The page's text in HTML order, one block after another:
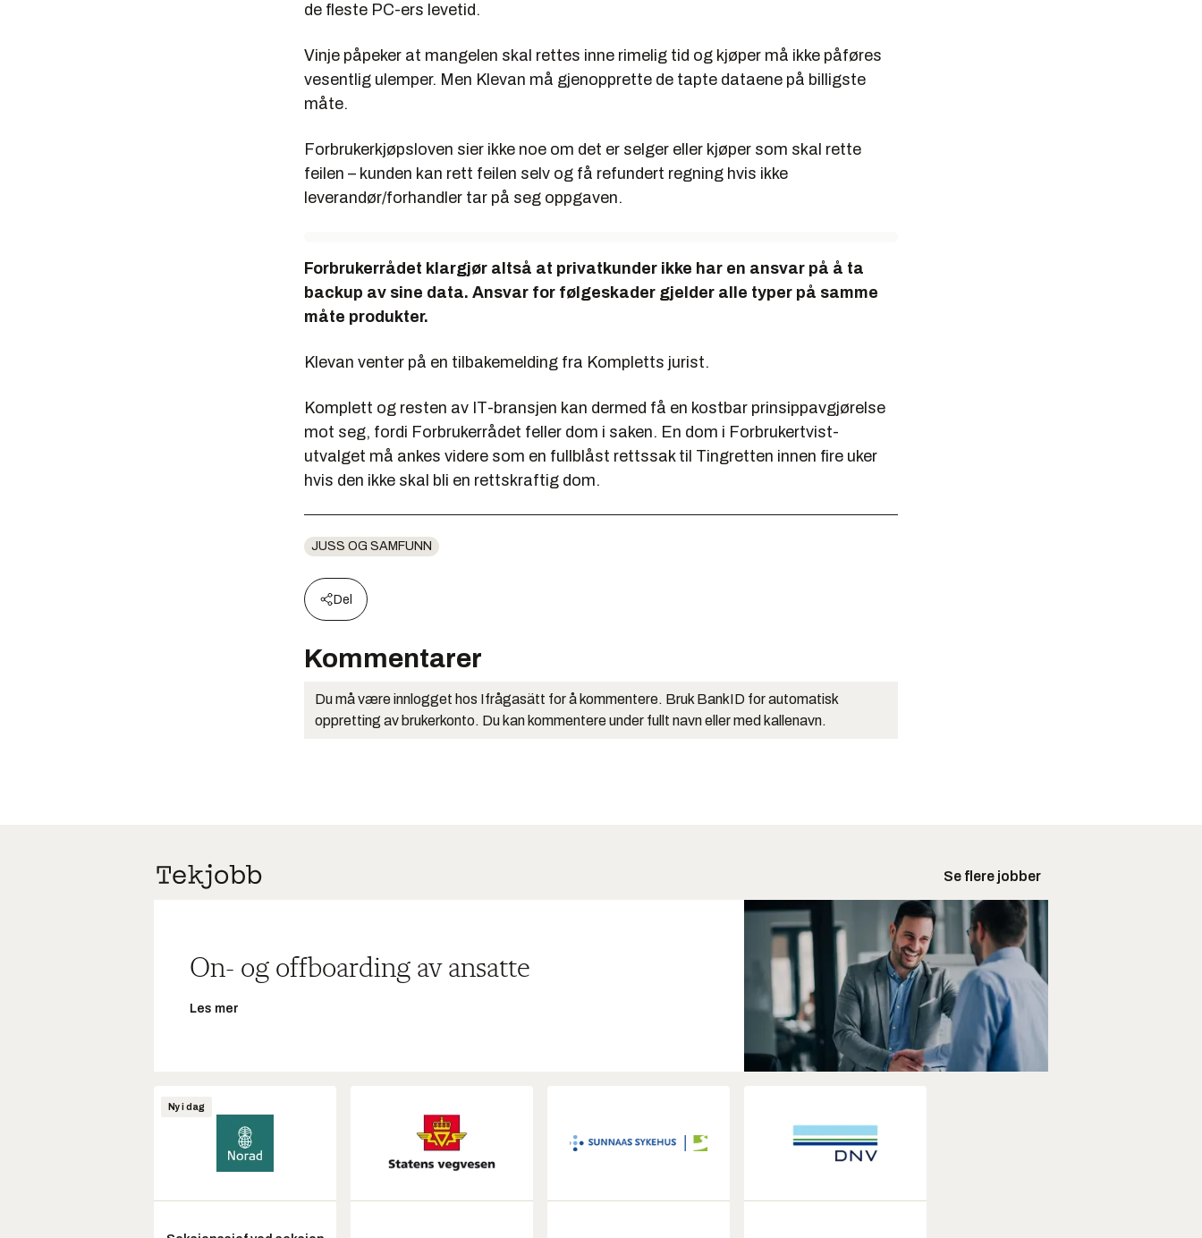
de fleste PC-ers levetid.
Vinje påpeker at mangelen skal rettes inne rimelig tid og kjøper må ikke påføres
vesentlig ulemper. Men Klevan må gjenopprette de tapte dataene på billigste
måte.
Forbrukerkjøpsloven sier ikke noe om det er selger eller kjøper som skal rette
feilen – kunden kan rett feilen selv og få refundert regning hvis ikke
leverandør/forhandler tar på seg oppgaven.
Forbrukerrådet klargjør altså at privatkunder ikke har en ansvar på å ta
backup av sine data. Ansvar for følgeskader gjelder alle typer på samme
måte produkter.
Klevan venter på en tilbakemelding fra Kompletts jurist.
Komplett og resten av IT-bransjen kan dermed få en kostbar prinsippavgjørelse
mot seg, fordi Forbrukerrådet feller dom i saken. En dom i Forbrukertvist-
utvalget må ankes videre som en fullblåst rettssak til Tingretten innen fire uker
hvis den ikke skal bli en rettskraftig dom.
JUSS OG SAMFUNN
Del
Kommentarer
Du må være innlogget hos Ifrågasätt for å kommentere. Bruk BankID for automatisk
oppretting av brukerkonto. Du kan kommentere under fullt navn eller med kallenavn.
Se flere jobber
On- og offboarding av ansatte
Les mer
Ny i dag